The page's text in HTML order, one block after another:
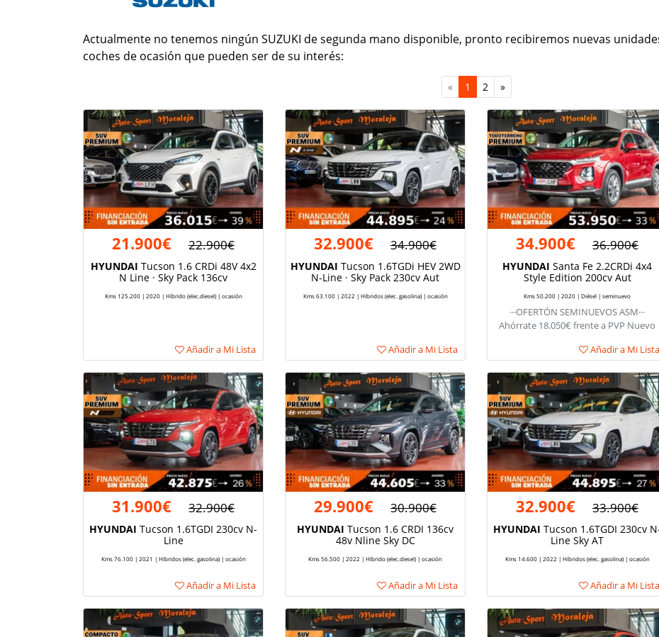
Actualmente no tenemos ningún SUZUKI de segunda mano disponible, pronto recibiremos nuevas
coches de ocasión que pueden ser de su interés:
« 1 2 »
21.900€ 22.900€
HYUNDAI Tucson 1.6 CRDi 48V 4x2
N Line · Sky Pack 136cv
Kms 125.200 | 2020 | Híbrido (elec.diesel) | ocasión
Añadir a Mi Lista
32.900€ 34.900€
HYUNDAI Tucson 1.6TGDi HEV 2WD
N-Line · Sky Pack 230cv Aut
Kms 63.100 | 2022 | Híbridos (elec. gasolina) | ocasión
Añadir a Mi Lista
34.900€ 36.900€
HYUNDAI Santa Fe 2.2CRDi 4x4
Style Edition 200cv Aut
Kms 50.200 | 2020 | Diésel | seminuevo
···OFERTÓN SEMINUEVOS ASM···
Ahórrate 18.050€ frente a PVP Nuevo
Añadir a Mi Lista
31.900€ 32.900€
HYUNDAI Tucson 1.6TGDI 230cv N-
Line
Kms 76.100 | 2021 | Híbridos (elec. gasolina) | ocasión
Añadir a Mi Lista
29.900€ 30.900€
HYUNDAI Tucson 1.6 CRDI 136cv
48v Nline Sky DC
Kms 56.500 | 2022 | Híbrido (elec.diesel) | ocasión
Añadir a Mi Lista
32.900€ 33.900€
HYUNDAI Tucson 1.6TGDI 230cv
Line Sky AT
Kms 14.600 | 2022 | Híbridos (elec. gasolina) | ocasión
Añadir a Mi Lista